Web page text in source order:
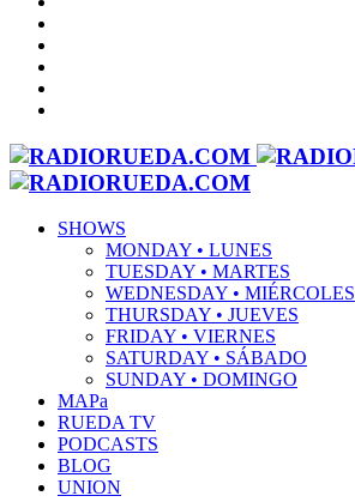
SHOWS
MONDAY • LUNES
TUESDAY • MARTES
WEDNESDAY • MIÉRCOLES
THURSDAY • JUEVES
FRIDAY • VIERNES
SATURDAY • SÁBADO
SUNDAY • DOMINGO
MAPa
RUEDA TV
PODCASTS
BLOG
UNION